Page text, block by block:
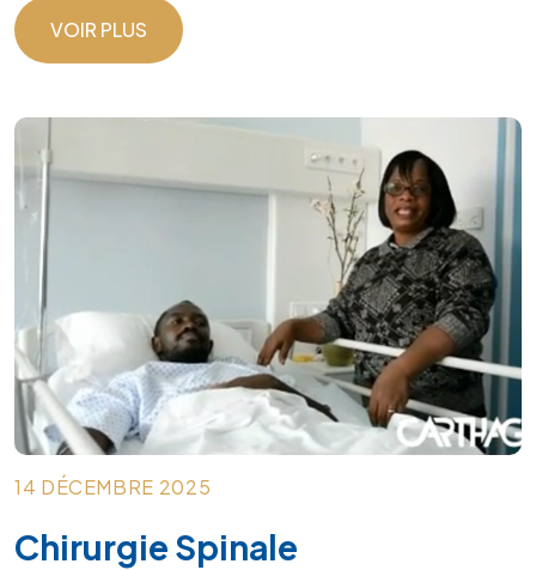
VOIR PLUS
VOIR PLUS
14 DÉCEMBRE 2025
Chirurgie Spinale